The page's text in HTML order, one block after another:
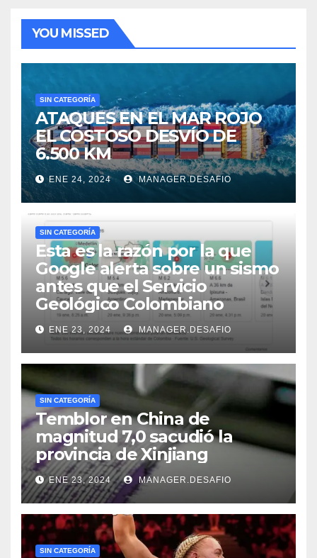
YOU MISSED
SIN CATEGORÍA
ATAQUES EN EL MAR ROJO
EL COSTOSO DESVÍO DE
6.500 KM
ENE 24, 2024 MANAGER.DESAFIO
SIN CATEGORÍA
Esta es la razón por la que
Google alerta sobre un sismo
antes que el Servicio
Geológico Colombiano
ENE 23, 2024 MANAGER.DESAFIO
SIN CATEGORÍA
Temblor en China de
magnitud 7,0 sacudió la
provincia de Xinjiang
ENE 23, 2024 MANAGER.DESAFIO
SIN CATEGORÍA